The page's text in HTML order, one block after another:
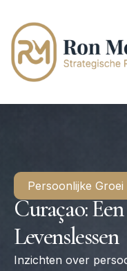
Persoonlijke Groei
Curaçao:
Levenslessen
Inzichten over